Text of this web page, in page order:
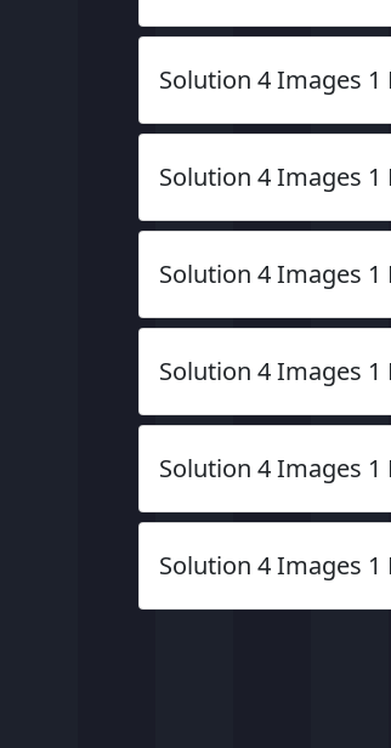
Solution 4 Images 1
Solution 4 Images 1
Solution 4 Images 1
Solution 4 Images 1
Solution 4 Images 1
Solution 4 Images 1